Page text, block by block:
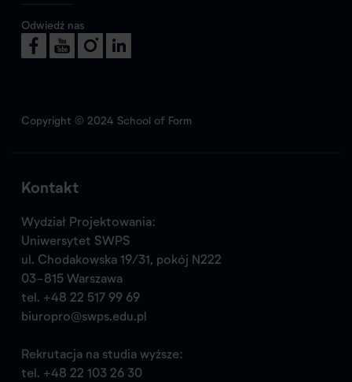
Odwiedź nas
Copyright © 2024 School of Form
Kontakt
Wydział Projektowania:
Uniwersytet SWPS
ul. Chodakowska 19/31, pokój N222
03-815 Warszawa
tel. +48 22 517 99 69
biuropro@swps.edu.pl
Rekrutacja na studia wyższe:
tel. +48 22 103 26 30